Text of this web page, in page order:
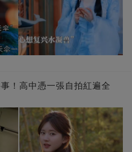
！高中憑一張自拍紅遍全